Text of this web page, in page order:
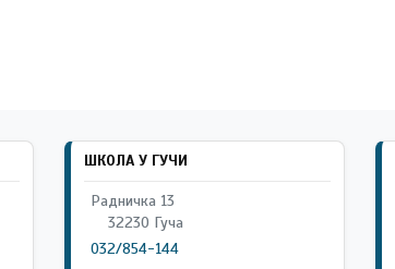
ШКОЛА У ГУЧИ
Радничка 13
32230 Гуча
032/854-144